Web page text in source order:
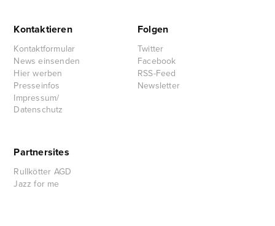
Kontaktieren
Kontaktformular
News einsenden
Hier werben
Presseinfos
Impressum/
Datenschutz
Folgen
Twitter
Facebook
RSS-Feed
Newsletter
Partnersites
Rullkötter AGD
Jazz for me